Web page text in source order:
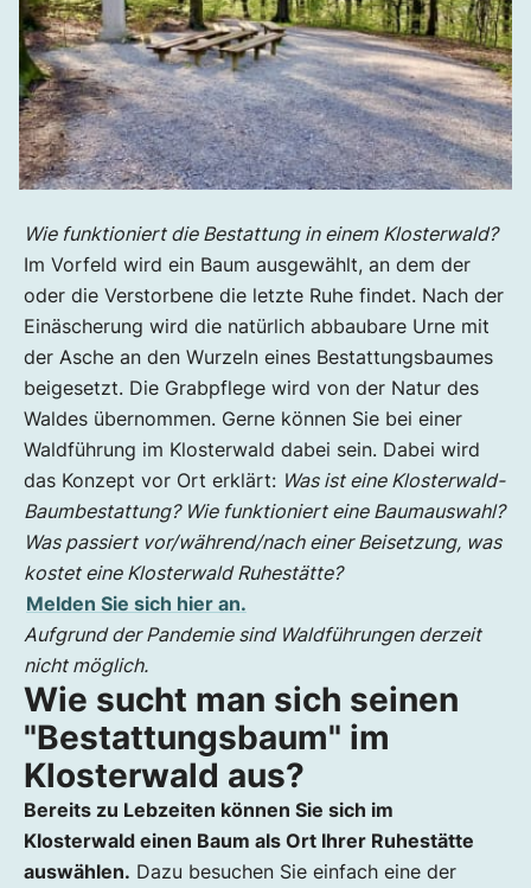
Wie funktioniert die Bestattung in einem Klosterwald?
Im Vorfeld wird ein Baum ausgewählt, an dem der
oder die Verstorbene die letzte Ruhe findet. Nach der
Einäscherung wird die natürlich abbaubare Urne mit
der Asche an den Wurzeln eines Bestattungsbaumes
beigesetzt. Die Grabpflege wird von der Natur des
Waldes übernommen. Gerne können Sie bei einer
Waldführung im Klosterwald dabei sein. Dabei wird
das Konzept vor Ort erklärt: Was ist eine Klosterwald-
Baumbestattung? Wie funktioniert eine Baumauswahl?
Was passiert vor/während/nach einer Beisetzung, was
kostet eine Klosterwald Ruhestätte?
Melden Sie sich hier an.
Aufgrund der Pandemie sind Waldführungen derzeit
nicht möglich.
Wie sucht man sich seinen
"Bestattungsbaum" im
Klosterwald aus?
Bereits zu Lebzeiten können Sie sich im
Klosterwald einen Baum als Ort Ihrer Ruhestätte
auswählen. Dazu besuchen Sie einfach eine der